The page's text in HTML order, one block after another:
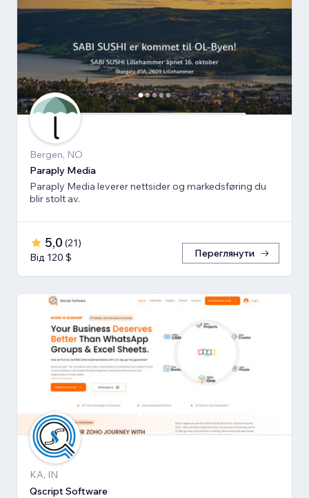
Bergen, NO
Paraply Media
Paraply Media leverer nettsider og markedsføring du
blir stolt av.
5,0 (21)
Від 120 $
Переглянути
KA, IN
Qscript Software